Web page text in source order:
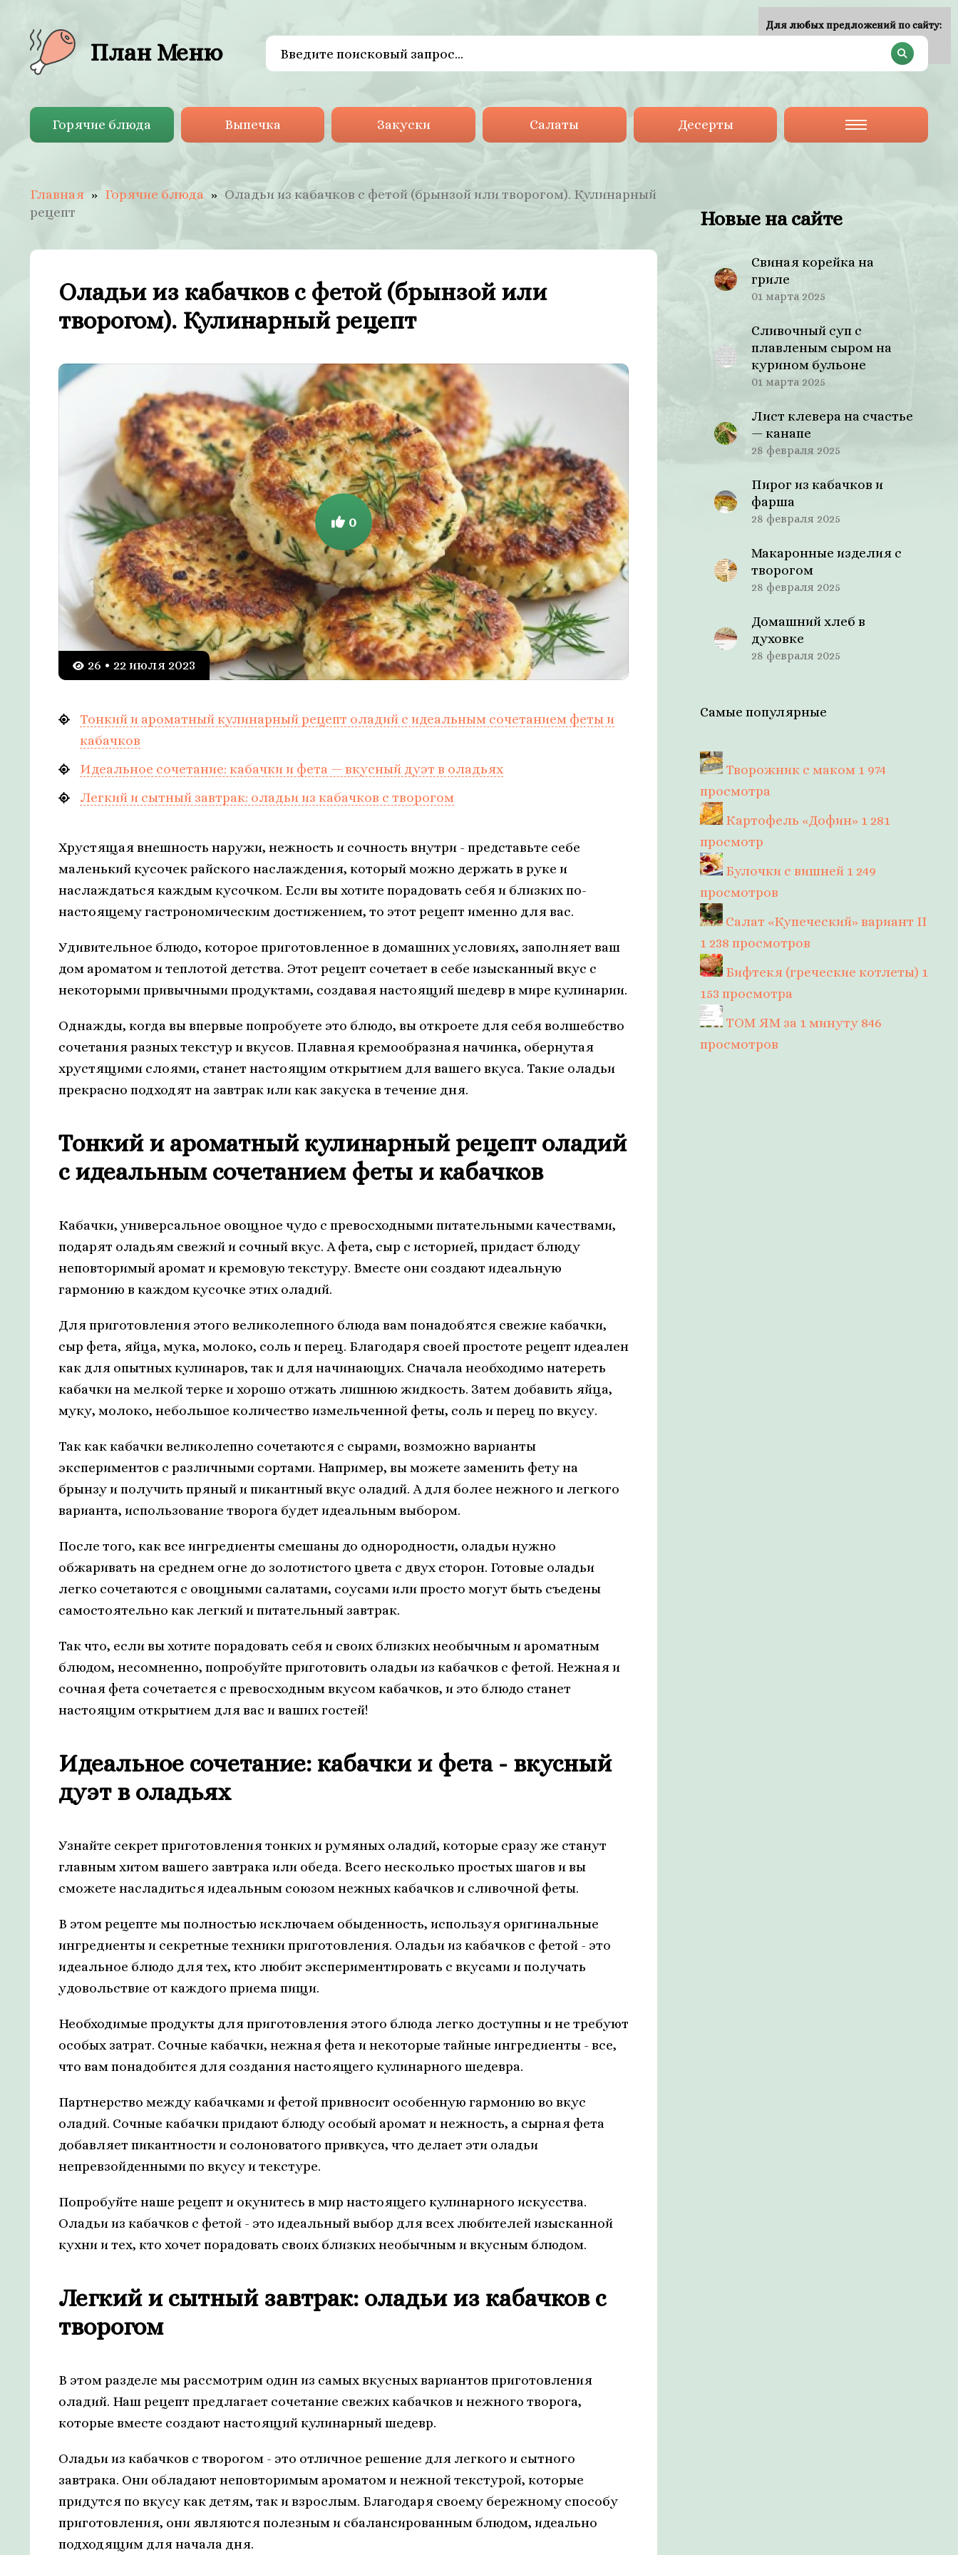
План Меню
Горячие блюда Выпечка Закуски Салаты Десерты
Главная Горячие блюда
Оладьи из кабачков с фетой (брынзой или творогом). Кулинарный
рецепт
Оладьи из кабачков с фетой (брынзой или
творогом). Кулинарный рецепт
26 • 22 июля 2023
0
Тонкий и ароматный кулинарный рецепт оладий с идеальным сочетанием феты и
кабачков
Идеальное сочетание: кабачки и фета — вкусный дуэт в оладьях
Легкий и сытный завтрак: оладьи из кабачков с творогом
Хрустящая внешность наружи, нежность и сочность внутри - представьте себе
маленький кусочек райского наслаждения, который можно держать в руке и
наслаждаться каждым кусочком. Если вы хотите порадовать себя и близких по-
настоящему гастрономическим достижением, то этот рецепт именно для вас.
Удивительное блюдо, которое приготовленное в домашних условиях, заполняет ваш
дом ароматом и теплотой детства. Этот рецепт сочетает в себе изысканный вкус с
некоторыми привычными продуктами, создавая настоящий шедевр в мире кулинарии.
Однажды, когда вы впервые попробуете это блюдо, вы откроете для себя волшебство
сочетания разных текстур и вкусов. Плавная кремообразная начинка, обернутая
хрустящими слоями, станет настоящим открытием для вашего вкуса. Такие оладьи
прекрасно подходят на завтрак или как закуска в течение дня.
Тонкий и ароматный кулинарный рецепт оладий
с идеальным сочетанием феты и кабачков
Кабачки, универсальное овощное чудо с превосходными питательными качествами,
подарят оладьям свежий и сочный вкус. А фета, сыр с историей, придаст блюду
неповторимый аромат и кремовую текстуру. Вместе они создают идеальную
гармонию в каждом кусочке этих оладий.
Для приготовления этого великолепного блюда вам понадобятся свежие кабачки,
сыр фета, яйца, мука, молоко, соль и перец. Благодаря своей простоте рецепт идеален
как для опытных кулинаров, так и для начинающих. Сначала необходимо натереть
кабачки на мелкой терке и хорошо отжать лишнюю жидкость. Затем добавить яйца,
муку, молоко, небольшое количество измельченной феты, соль и перец по вкусу.
Так как кабачки великолепно сочетаются с сырами, возможно варианты
экспериментов с различными сортами. Например, вы можете заменить фету на
брынзу и получить пряный и пикантный вкус оладий. А для более нежного и легкого
варианта, использование творога будет идеальным выбором.
После того, как все ингредиенты смешаны до однородности, оладьи нужно
обжаривать на среднем огне до золотистого цвета с двух сторон. Готовые оладьи
легко сочетаются с овощными салатами, соусами или просто могут быть съедены
самостоятельно как легкий и питательный завтрак.
Так что, если вы хотите порадовать себя и своих близких необычным и ароматным
блюдом, несомненно, попробуйте приготовить оладьи из кабачков с фетой. Нежная и
сочная фета сочетается с превосходным вкусом кабачков, и это блюдо станет
настоящим открытием для вас и ваших гостей!
Идеальное сочетание: кабачки и фета - вкусный
дуэт в оладьях
Узнайте секрет приготовления тонких и румяных оладий, которые сразу же станут
главным хитом вашего завтрака или обеда. Всего несколько простых шагов и вы
сможете насладиться идеальным союзом нежных кабачков и сливочной феты.
В этом рецепте мы полностью исключаем обыденность, используя оригинальные
ингредиенты и секретные техники приготовления. Оладьи из кабачков с фетой - это
идеальное блюдо для тех, кто любит экспериментировать с вкусами и получать
удовольствие от каждого приема пищи.
Необходимые продукты для приготовления этого блюда легко доступны и не требуют
особых затрат. Сочные кабачки, нежная фета и некоторые тайные ингредиенты - все,
что вам понадобится для создания настоящего кулинарного шедевра.
Партнерство между кабачками и фетой привносит особенную гармонию во вкус
оладий. Сочные кабачки придают блюду особый аромат и нежность, а сырная фета
добавляет пикантности и солоноватого привкуса, что делает эти оладьи
непревзойденными по вкусу и текстуре.
Попробуйте наше рецепт и окунитесь в мир настоящего кулинарного искусства.
Оладьи из кабачков с фетой - это идеальный выбор для всех любителей изысканной
кухни и тех, кто хочет порадовать своих близких необычным и вкусным блюдом.
Легкий и сытный завтрак: оладьи из кабачков с
творогом
В этом разделе мы рассмотрим один из самых вкусных вариантов приготовления
оладий. Наш рецепт предлагает сочетание свежих кабачков и нежного творога,
которые вместе создают настоящий кулинарный шедевр.
Оладьи из кабачков с творогом - это отличное решение для легкого и сытного
завтрака. Они обладают неповторимым ароматом и нежной текстурой, которые
придутся по вкусу как детям, так и взрослым. Благодаря своему бережному способу
приготовления, они являются полезным и сбалансированным блюдом, идеально
подходящим для начала дня.
Новые на сайте
Свиная корейка на
гриле
01 марта 2025
Сливочный суп с
плавленым сыром на
курином бульоне
01 марта 2025
Лист клевера на счастье
— канапе
28 февраля 2025
Пирог из кабачков и
фарша
28 февраля 2025
Макаронные изделия с
творогом
28 февраля 2025
Домашний хлеб в
духовке
28 февраля 2025
Самые популярные
Творожник с маком 1 974
просмотра
Картофель «Дофин» 1 281
просмотр
Булочки с вишней 1 249
просмотров
Салат «Купеческий» вариант II
1 238 просмотров
Бифтекя (греческие котлеты) 1
153 просмотра
ТОМ ЯМ за 1 минуту 846
просмотров
Для любых предложений по сайту: